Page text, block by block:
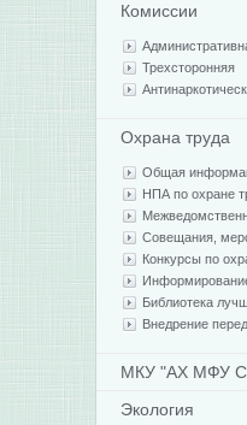
Комиссии
Трехсторонняя
Охрана труда
Общая
НПА по охране
Совещания,
Конкурсы по
Библиотека
Внедрение
МКУ "АХ МФУ
Экология